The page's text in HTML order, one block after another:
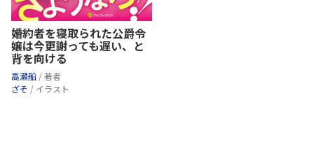
婚約者を寝取られた公爵令
嬢は今更謝っても遅い、と
背を向ける
高瀬船 / 著者
ざそ / イラスト